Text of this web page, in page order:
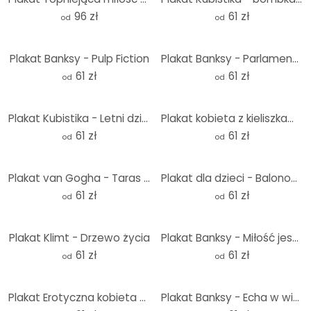
od 96 zł od 61 zł
Plakat Banksy - Pulp Fiction
od 61 zł
Plakat Banksy - Parlament zdecentralizowany
od 61 zł
Plakat Kubistika - Letni dzień
od 61 zł
Plakat kobieta z kieliszkami szampana - Bolgov
od 61 zł
Plakat van Gogha - Taras kawiarni wieczorem
od 61 zł
Plakat dla dzieci - Balonowa przejażdżka przyjaciół zwierząt - Kvilis
od 61 zł
Plakat Klimt - Drzewo życia
od 61 zł
Plakat Banksy - Miłość jest odpowiedzią
od 61 zł
Plakat Erotyczna kobieta w łazience - Toniolo Plakat Banksy - Echa w wieczności